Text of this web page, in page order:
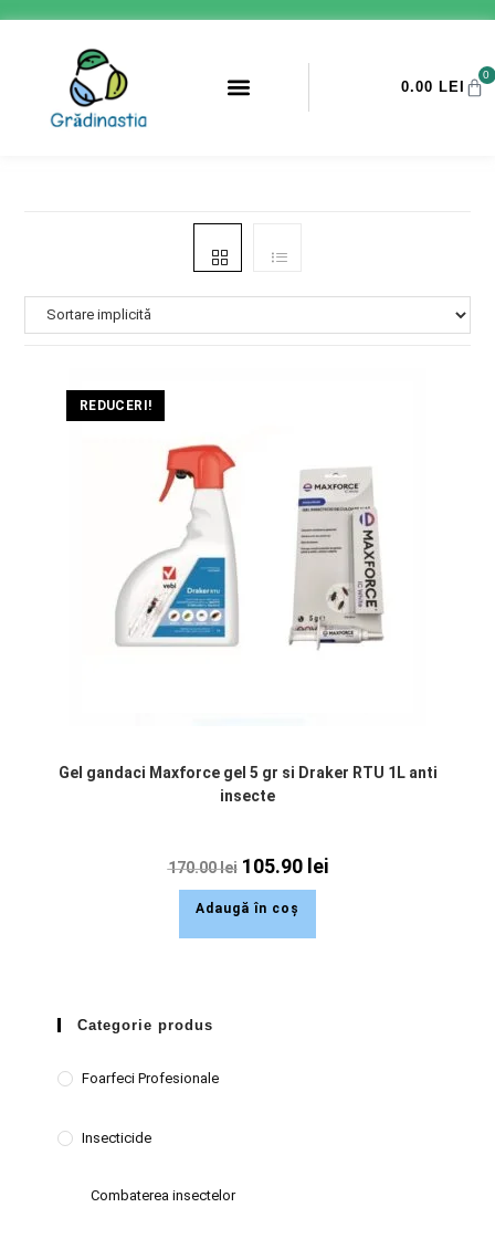
0.00 LEI
0
REDUCERI!
Gel gandaci Maxforce gel 5 gr si Draker RTU 1L anti
insecte
170.00lei 105.90 lei
Adaugă în coș
Categorie produs
Foarfeci Profesionale
Insecticide
Combaterea insectelor